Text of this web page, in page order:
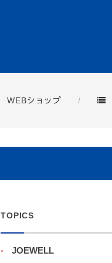
WEBショップ
TOPICS
JOEWELL